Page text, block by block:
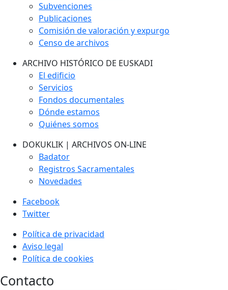
Subvenciones
Publicaciones
Comisión de valoración y expurgo
Censo de archivos
ARCHIVO HISTÓRICO DE EUSKADI
El edificio
Servicios
Fondos documentales
Dónde estamos
Quiénes somos
DOKUKLIK | ARCHIVOS ON-LINE
Badator
Registros Sacramentales
Novedades
Facebook
Twitter
Política de privacidad
Aviso legal
Política de cookies
Contacto